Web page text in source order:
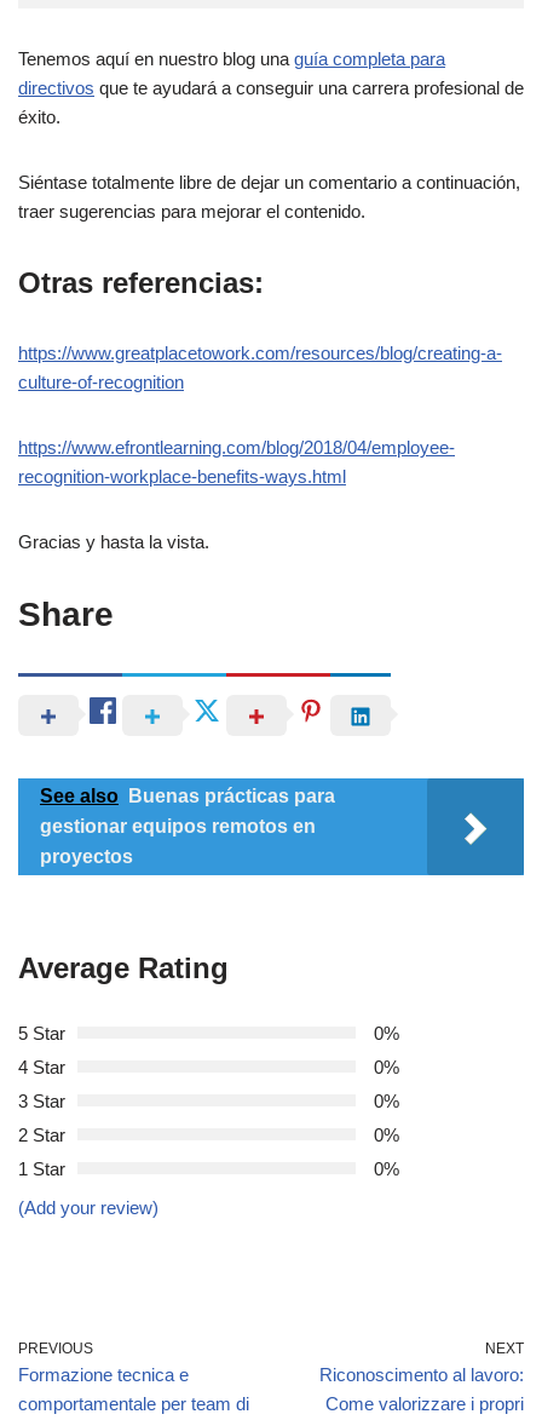
Tenemos aquí en nuestro blog una guía completa para
directivos que te ayudará a conseguir una carrera profesional de
éxito.
Siéntase totalmente libre de dejar un comentario a continuación,
traer sugerencias para mejorar el contenido.
Otras referencias:
https://www.greatplacetowork.com/resources/blog/creating-a-
culture-of-recognition
https://www.efrontlearning.com/blog/2018/04/employee-
recognition-workplace-benefits-ways.html
Gracias y hasta la vista.
Share
See also
Buenas prácticas para
gestionar equipos remotos en
proyectos
Average Rating
5 Star
0%
4 Star
0%
3 Star
0%
2 Star
0%
1 Star
0%
(Add your review)
PREVIOUS
Formazione tecnica e
comportamentale per team di
NEXT
Riconoscimento al lavoro:
Come valorizzare i propri